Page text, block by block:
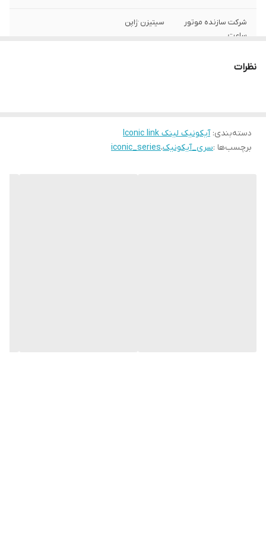
شرکت سازنده موتور
ساعت
سیتیزن ژاپن
مبدا برندنظرات
دسته‌بندی:آیکونیک لینک Iconic link
برچسب‌ها :سری_آیکونیک،iconic_series